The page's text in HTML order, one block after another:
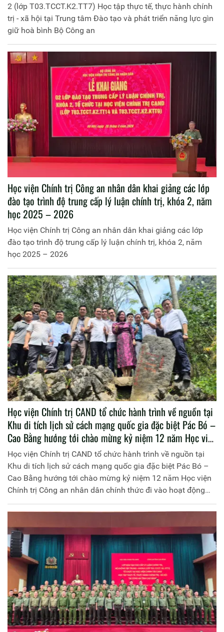
2 (lớp T03.TCCT.K2.TT7) Học tập thực tế, thực hành chính
trị - xã hội tại Trung tâm Đào tạo và phát triển năng lực gìn
giữ hoà bình Bộ Công an
Học viện Chính trị Công an nhân dân khai giảng các lớp
đào tạo trình độ trung cấp lý luận chính trị, khóa 2, năm
học 2025 – 2026
Học viện Chính trị Công an nhân dân khai giảng các lớp
đào tạo trình độ trung cấp lý luận chính trị, khóa 2, năm
học 2025 – 2026
Học viện Chính trị CAND tổ chức hành trình về nguồn tại
Khu di tích lịch sử cách mạng quốc gia đặc biệt Pác Bó –
Cao Bằng hướng tới chào mừng kỷ niệm 12 năm Học viện
Chính trị Công an nhân dân chính thức đi vào hoạt động
(25/4/2014 - 25/4/2026)
Học viện Chính trị CAND tổ chức hành trình về nguồn tại
Khu di tích lịch sử cách mạng quốc gia đặc biệt Pác Bó –
Cao Bằng hướng tới chào mừng kỷ niệm 12 năm Học viện
Chính trị Công an nhân dân chính thức đi vào hoạt động
(25/4/2014 - 25/4/2026)